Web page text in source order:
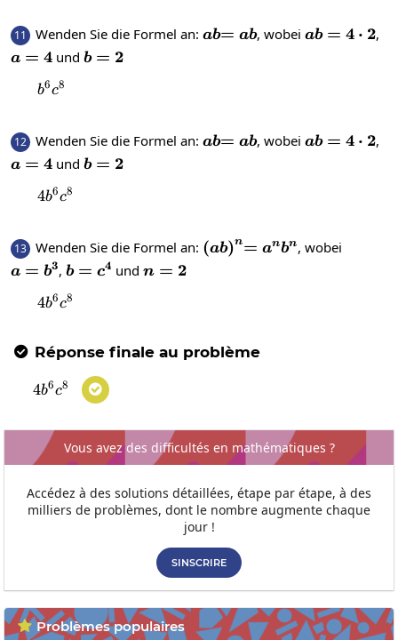
11 Wenden Sie die Formel an: ab
ab=ab
= ab, wobei ab=4\cdot
ab = 4 ⋅ 2,
a=4
a = 4 und b=2
b = 2
b^{6}c^{8}
b6c8
12 Wenden Sie die Formel an: ab
ab=ab
= ab, wobei ab=4\cdot
ab = 4 ⋅ 2,
a=4
a = 4 und b=2
b = 2
4b^{6}c^{8}
4b6c8
13 Wenden Sie die Formel an: \left(ab\right)^n
(ab)n=a^nb^n
= anbn, wobei
a=b^3
a = b3, b=c^4
b = c4 und n=2
n = 2
4b^{6}c^{8}
4b6c8
 Réponse finale au problème
4b^{6}c^{8}
4b6c8 
Vous avez des difficultés en mathématiques ?
Accédez à des solutions détaillées, étape par étape, à des
milliers de problèmes, dont le nombre augmente chaque
jour !
SINSCRIRE
 Problèmes populaires